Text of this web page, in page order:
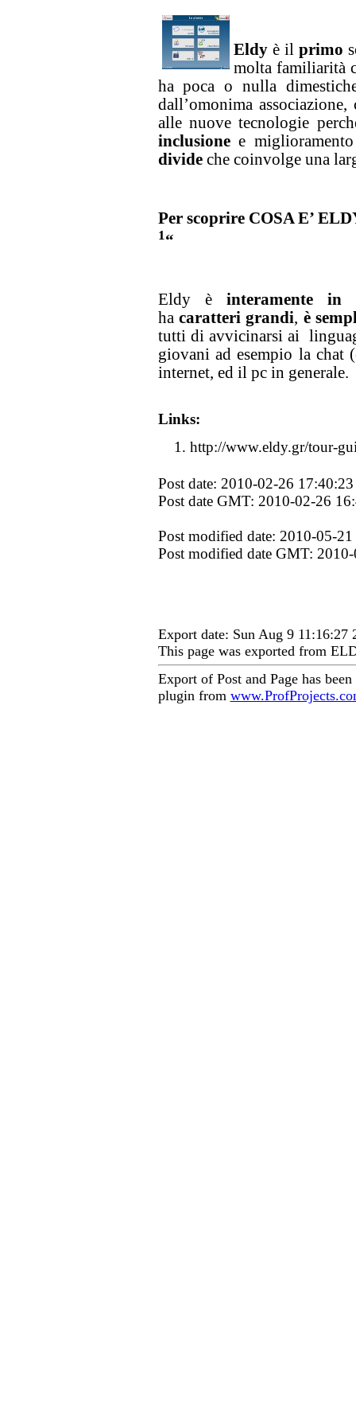
Eldy è ilprimo
molta familiarità
ha poca o nulla
dall’omonima
alle nuove tecnologie
inclusionee
divideche coinvolge una
Per scoprire COSA E’
1“
Eldy èinteramente in
ha caratteri grandi, è
tutti di avvicinarsi ai
giovani ad esempio la chat
internet, ed il pc in generale.
Links:
http://www.eldy.gr/tour-
Post date: 2010-02-26 17:40:23
Post date GMT: 2010-02-26
Post modified date: 2010-05-
Post modified date GMT:
Export date: Sun Aug 9 11:16:27
This page was exported from
Export of Post and Page has
plugin from